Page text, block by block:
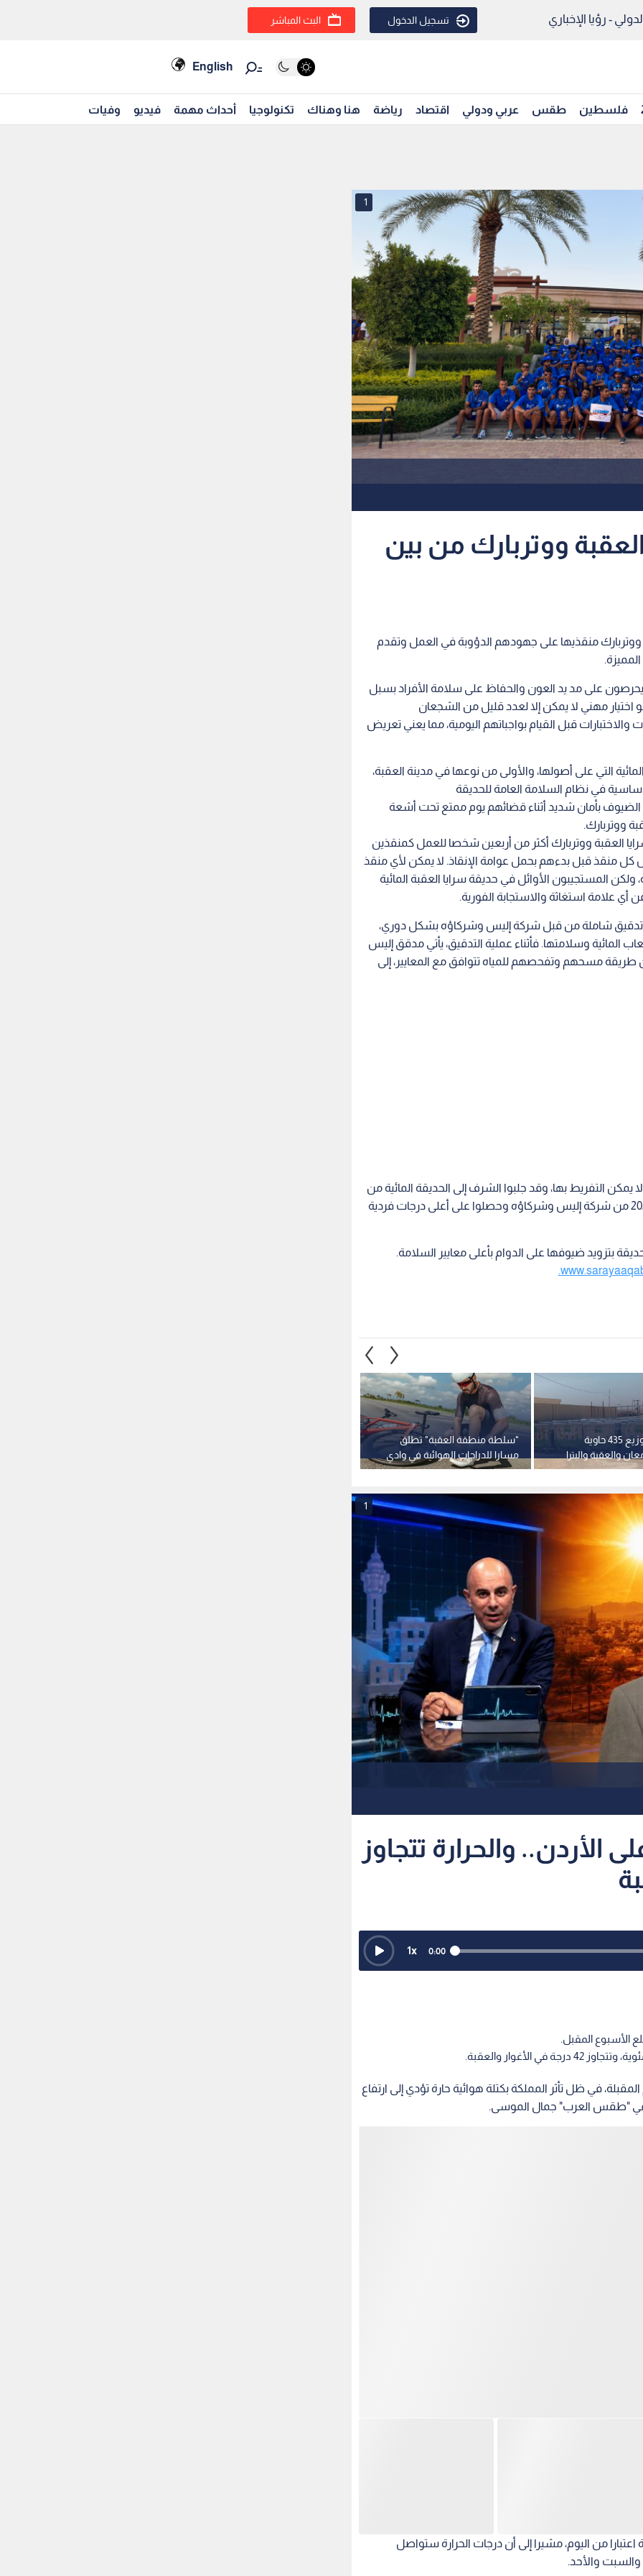
- رؤيا الإخباري تسجيل الدخول البث المباشر
English
فلسطين طقس عربي ودولي اقتصاد رياضة هنا وهناك تكنولوجيا أحداث مهمة فيديو وفيات
1
ووتربارك من بين
ووتربارك منقذيها على جهودهم الدؤوبة في العمل وتقدم
على مد يد العون والحفاظ على سلامة الأفراد بسبل
مهني لا يمكن إلا لعدد قليل من الشجعان
قبل القيام بواجباتهم اليومية، مما يعني تعريض
التي على أصولها، والأولى من نوعها في مدينة العقبة،
في نظام السلامة العامة للحديقة
الضيوف بأمان شديد أثناء قضائهم يوم ممتع تحت أشعة
ووتربارك.
سرايا العقبة ووتربارك أكثر من أربعين شخصا للعمل كمنقذين
قبل بدءهم بحمل عوامة الإنقاذ. لا يمكن لأي منقذ
المستجيبون الأوائل في حديقة سرايا العقبة المائية
أي علامة استغاثة والاستجابة الفورية.
تدقيق شاملة من قبل شركة إليس وشركاؤه بشكل دوري،
المائية وسلامتها. فأثناء عملية التدقيق، يأتي مدقق إليس
طريقة مسحهم وتفحصهم للمياه تتوافق مع المعايير، إلى
يمكن التفريط بها، وقد جلبوا الشرف إلى الحديقة المائية من
خلال تجاوزهم بنجاح تدقيقات موسمي عام 2022 و2023 من شركة إليس وشركاؤه وحصلوا على أعلى درجات فردية
بتزويد ضيوفها على الدوام بأعلى معايير السلامة.
"سلطة منطقة العقبة" تطلق
مسارا للدراجات الهوائية في وادي
رم لتعزيز السياحة البيئية
البيئة تنهي توزيع 435 حاوية
والعقبة والبترا
1
الأردن.. والحرارة تتجاوز
0:00
1x
الأسبوع المقبل.
في ظل تأثر المملكة بكتلة هوائية حارة تؤدي إلى ارتفاع
في "طقس العرب" جمال الموسى.
من اليوم، مشيرا إلى أن درجات الحرارة ستواصل
والسبت والأحد.